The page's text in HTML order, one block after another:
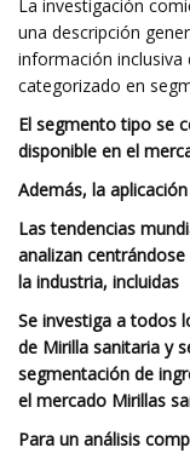
La investigación
una descripción
información inclusiva
categorizado en
El segmento tipo se
disponible en el
Además, la
Las tendencias
analizan
la industria, incluidas
Se investiga a todos
de Mirilla sanitaria y
segmentación de
el mercado Mirillas
Para un análisis